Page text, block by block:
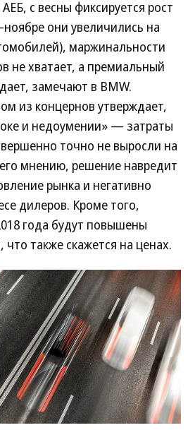
с весны фиксируется рост
они увеличились на
маржинальности
не хватает, а премиальный
замечают в BMW.
из концернов утверждает,
и недоумении» — затраты
точно не выросли на
мнению, решение навредит
рынка и негативно
дилеров. Кроме того,
года будут повышены
также скажется на ценах.